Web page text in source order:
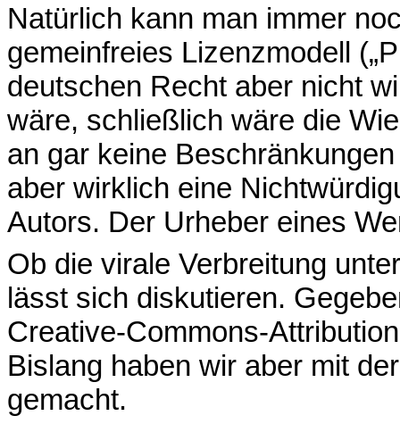
Natürlich kann man immer
gemeinfreies Lizenzmodell
deutschen Recht aber nicht
wäre, schließlich wäre die
an gar keine
aber wirklich eine
Autors. Der Urheber eines
Ob die virale Verbreitung
lässt sich diskutieren.
Creative-Commons-
Bislang haben wir aber mit
gemacht.